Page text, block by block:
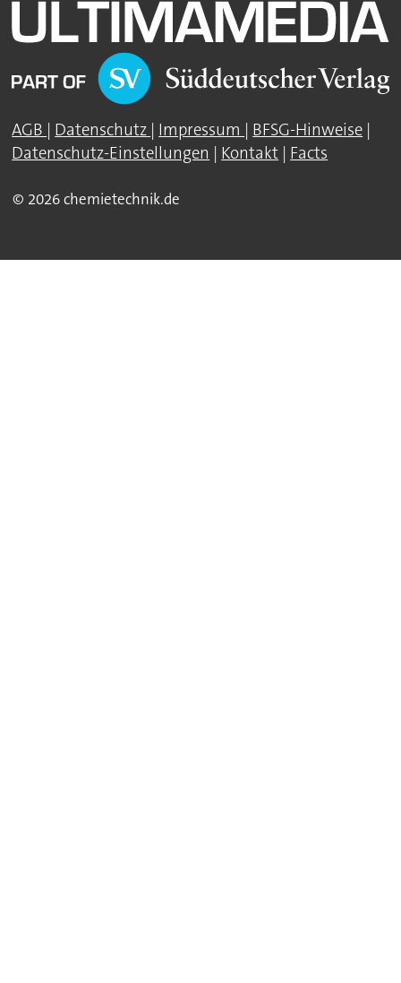
AGB | Datenschutz | Impressum | BFSG-Hinweise |
Datenschutz-Einstellungen | Kontakt | Facts
© 2026 chemietechnik.de